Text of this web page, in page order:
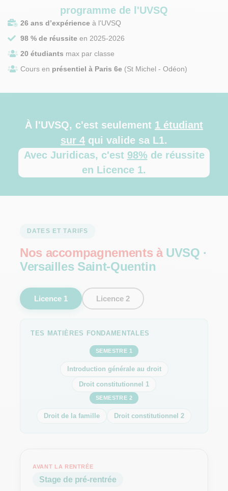
programme de l'UVSQ
26 ans d’expérience à l'UVSQ
98 % de réussite en 2025-2026
20 étudiants max par classe
Cours en présentiel à Paris 6e (St Michel - Odéon)
À l'UVSQ, c'est seulement 1 étudiant
sur 4 qui valide sa L1.
Avec Juridicas, c'est 98% de réussite
en Licence 1.
DATES ET TARIFS
Nos accompagnements à UVSQ ·
Versailles Saint-Quentin
Licence 1 Licence 2
TES MATIÈRES FONDAMENTALES
SEMESTRE 1
Introduction générale au droit
Droit constitutionnel 1
SEMESTRE 2
Droit de la famille Droit constitutionnel 2
AVANT LA RENTRÉE
Stage de pré-rentrée